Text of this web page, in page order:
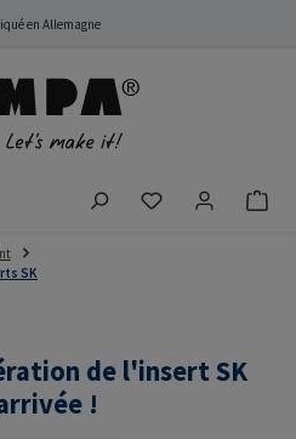
en Allemagne
Vous avez 0
SK
de l'insert SK
!